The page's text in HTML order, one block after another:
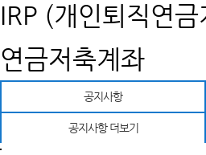
IRP (개인퇴직연금
연금저축계좌
공지사항
공지사항 더보기